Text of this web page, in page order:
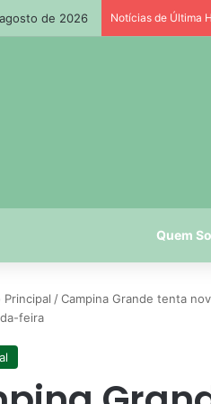
de 2026 Notícias de Última
Quem
Principal /Campina Grande tenta
feira